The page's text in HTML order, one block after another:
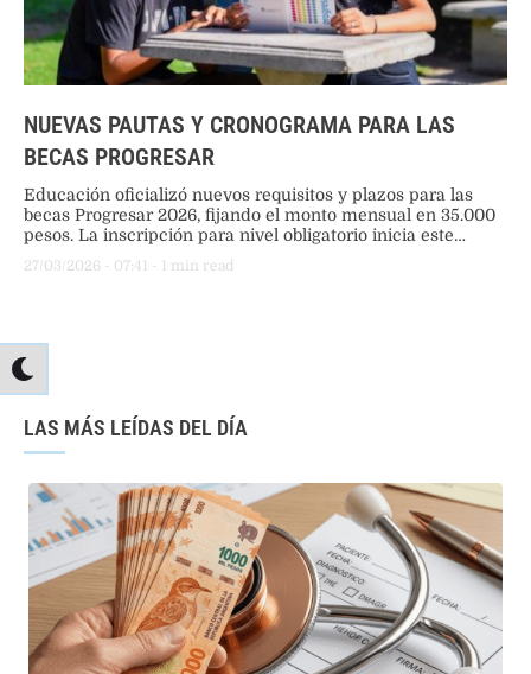
NUEVAS PAUTAS Y CRONOGRAMA PARA LAS
BECAS PROGRESAR
Educación oficializó nuevos requisitos y plazos para las
becas Progresar 2026, fijando el monto mensual en 35.000
pesos. La inscripción para nivel obligatorio inicia este
manteniendo el tope de tres salarios mínimos.
27/03/2026 - 07:41 - 1 min read
LAS MÁS LEÍDAS DEL DÍA